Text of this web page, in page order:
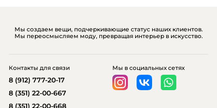
Мы создаем вещи, подчеркивающие статус наших клиентов.
Мы переосмысляем моду, превращая интерьер в искусство.
Мы в социальных сетях
Контакты для связи
8 (912) 777-20-17
8 (351) 22-00-667
8 (351) 22-00-668